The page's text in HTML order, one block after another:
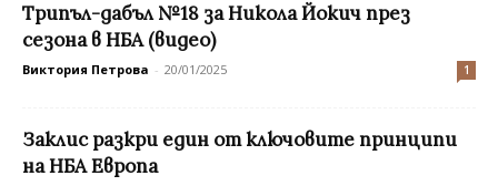
Трипъл-дабъл №18 за Никола Йокич през
сезона в НБА (видео)
Виктория Петрова - 20/01/2025 1
Заклис разкри един от ключовите принципи
на НБА Европа